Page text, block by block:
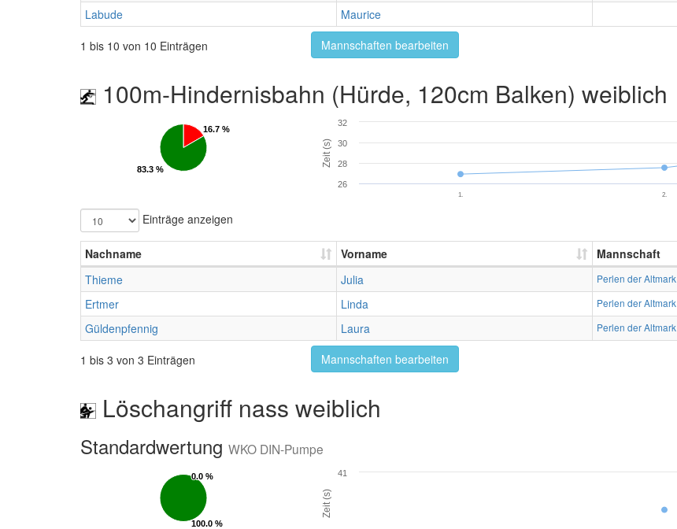
Labude
Maurice
1 bis 10 von 10 Einträgen
Mannschaften bearbeiten
100m-Hindernisbahn (Hürde, 120cm Balken) weiblich
16.7 %
16.7 %
83.3 %
83.3 %
Zeit (s)
1. 2.
26
28
30
32
Einträge anzeigen
Nachname Vorname Mannschaft
Thieme
Julia Perlen der Altmark
Ertmer
Linda Perlen der Altmark
Güldenpfennig
Laura Perlen der Altmark
1 bis 3 von 3 Einträgen
Mannschaften bearbeiten
Löschangriff nass weiblich
Standardwertung WKO DIN-Pumpe
0.0 %
0.0 %
100.0 %
100.0 %
Zeit (s)
41